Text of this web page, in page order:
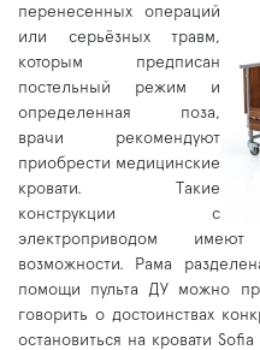
перенесенных операций
или серьёзных травм,
которым предписан
постельный режим и
определенная поза,
врачи рекомендуют
приобрести медицинские
кровати. Такие
конструкции с
электроприводом
возможности. Рама
помощи пульта ДУ можно
говорить о достоинствах
остановиться на кровати